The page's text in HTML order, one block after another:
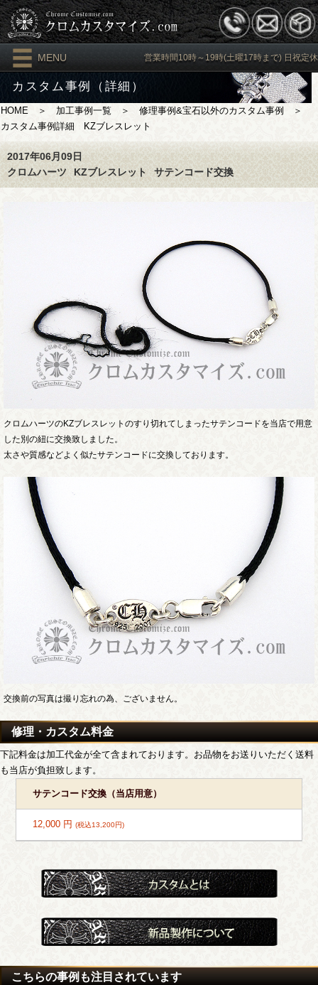
MENU 営業時間10時～19時(土曜17時まで) 日祝定休
カスタム事例（詳細）
HOME ＞ 加工事例一覧 ＞ 修理事例&宝石以外のカスタム事例
＞
カスタム事例詳細 KZブレスレット
2017年06月09日
クロムハーツ
KZブレスレット サテンコード交換
クロムハーツのKZブレスレットのすり切れてしまったサテンコードを当店で用意
した別の紐に交換致しました。
太さや質感などよく似たサテンコードに交換しております。
交換前の写真は撮り忘れの為、ございません。
修理・カスタム料金
下記料金は加工代金が全て含まれております。お品物をお送りいただく送料
も当店が負担致します。
サテンコード交換（当店用意）
12,000 円(税込13,200円)
こちらの事例も注目されています